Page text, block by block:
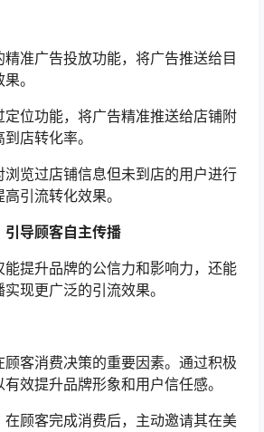
准广告投放功能，将广告推送给目
。
定位功能，将广告精准推送给店铺附
店转化率。
浏览过店铺信息但未到店的用户进行
引流转化效果。
导顾客自主传播
能提升品牌的公信力和影响力，还能
现更广泛的引流效果。
客消费决策的重要因素。通过积极
效提升品牌形象和用户信任感。
在顾客完成消费后，主动邀请其在美